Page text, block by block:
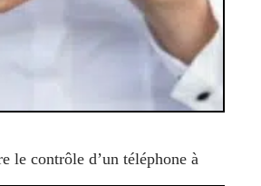
le contrôle d’un téléphone à